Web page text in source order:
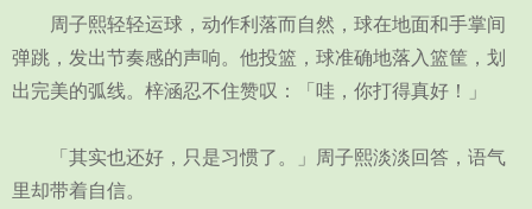
周子熙轻轻运球，动作利落而自然，球在地面和手掌间
弹跳，发出节奏感的声响。他投篮，球准确地落入篮筐，划
出完美的弧线。梓涵忍不住赞叹：「哇，你打得真好！」
「其实也还好，只是习惯了。」周子熙淡淡回答，语气
里却带着自信。